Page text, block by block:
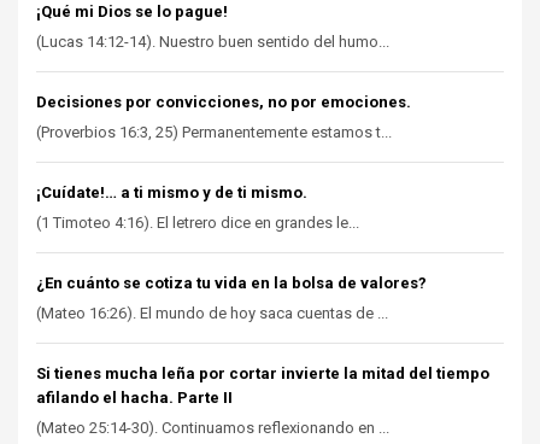
¡Qué mi Dios se lo pague!
(Lucas 14:12-14). Nuestro buen sentido del humo...
Decisiones por convicciones, no por emociones.
(Proverbios 16:3, 25) Permanentemente estamos t...
¡Cuídate!… a ti mismo y de ti mismo.
(1 Timoteo 4:16). El letrero dice en grandes le...
¿En cuánto se cotiza tu vida en la bolsa de valores?
(Mateo 16:26). El mundo de hoy saca cuentas de ...
Si tienes mucha leña por cortar invierte la mitad del tiempo
afilando el hacha. Parte II
(Mateo 25:14-30). Continuamos reflexionando en ...